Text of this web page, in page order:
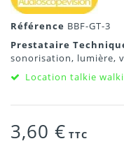
Référence BBF-GT-3
Prestataire
sonorisation, lumière,
Location talkie
3,60 € TTC